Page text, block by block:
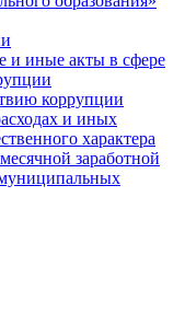
и иные акты в сфере
коррупции
и иных
характера
заработной